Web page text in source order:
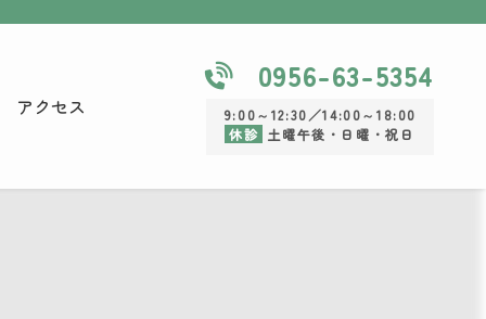
アクセス
0956-63-5354
9:00～12:30／14:00～18:00
休診 土曜午後・日曜・祝日